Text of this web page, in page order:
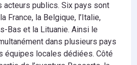
acteurs publics. Six pays sont
France, la Belgique, l’Italie,
Bas et la Lituanie. Ainsi le
dans plusieurs pays
équipes locales dédiées. Côté